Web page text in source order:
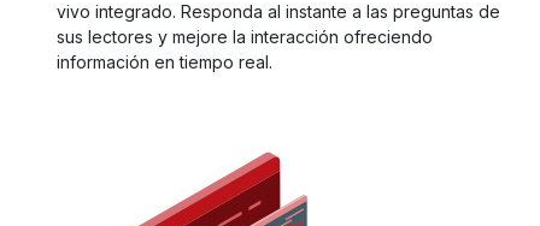
vivo integrado. Responda al instante a las preguntas de
sus lectores y mejore la interacción ofreciendo
información en tiempo real.